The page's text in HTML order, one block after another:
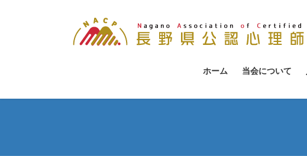
ホーム 当会について